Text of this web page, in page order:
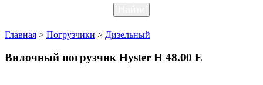
Главная > Погрузчики > Дизельный
Вилочный погрузчик Hyster H 48.00 E